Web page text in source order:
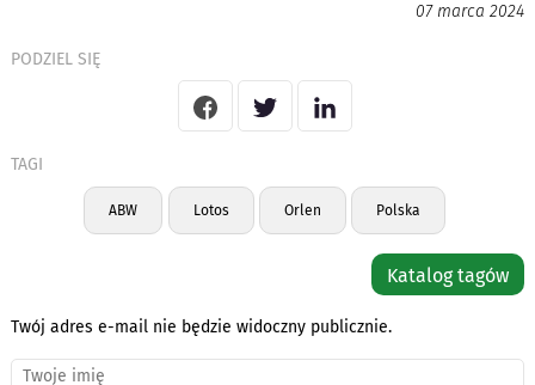
07 marca 2024
PODZIEL SIĘ
TAGI
ABW Lotos Orlen Polska
Katalog tagów
Twój adres e-mail nie będzie widoczny publicznie.